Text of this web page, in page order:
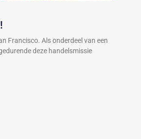
Francisco. Als onderdeel van een
deze handelsmissie